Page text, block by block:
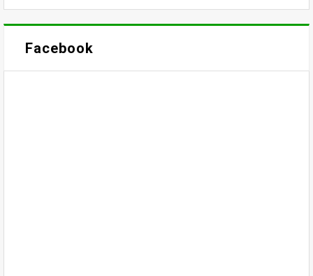
Facebook